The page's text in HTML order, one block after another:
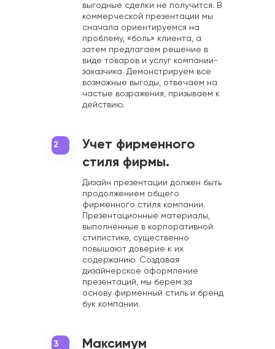
выгодные сделки не получится. В
коммерческой презентации мы
сначала ориентируемся на
проблему, «боль» клиента, а
затем предлагаем решение в
виде товаров и услуг компании-
заказчика. Демонстрируем все
возможные выгоды, отвечаем на
частые возражения, призываем к
действию.
2
Учет фирменного
стиля фирмы.
Дизайн презентации должен быть
продолжением общего
фирменного стиля компании.
Презентационные материалы,
выполненные в корпоративной
стилистике, существенно
повышают доверие к их
содержанию. Создавая
дизайнерское оформление
презентаций, мы берем за
основу фирменный стиль и бренд
бук компании.
3 Максимум